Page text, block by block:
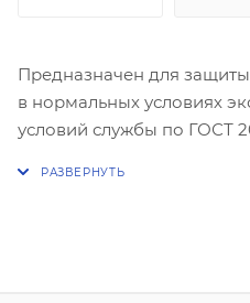
Предназначен для
в нормальных условиях
условий службы по ГОСТ